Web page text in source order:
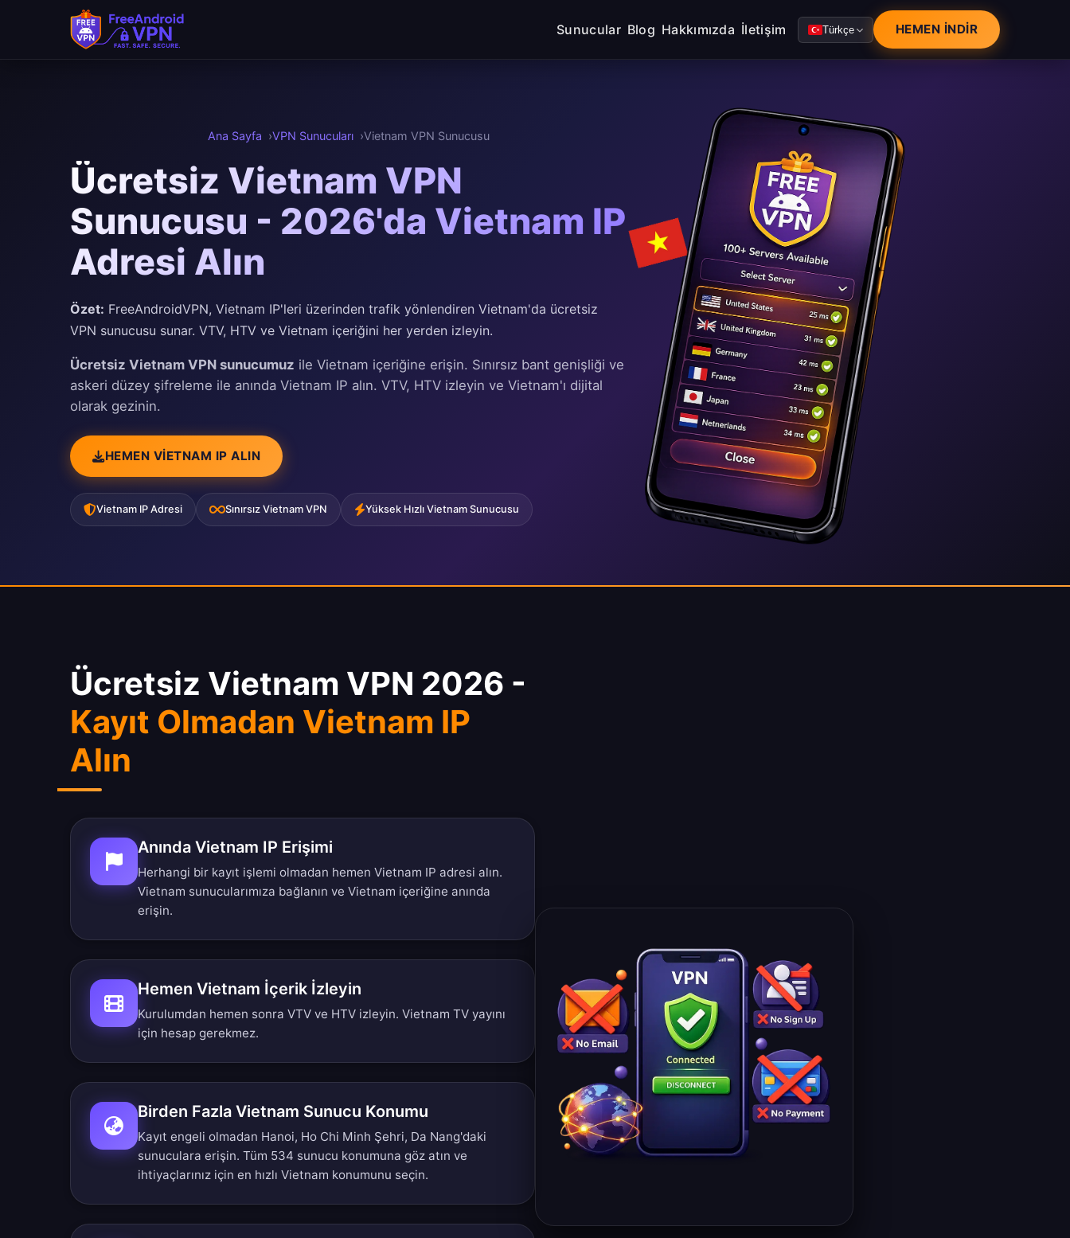
Ana içeriğe atla
Sunucular Blog Hakkımızda İletişim Türkçe HEMEN İNDIR
Ana Sayfa VPN Sunucuları Vietnam VPN Sunucusu
Ücretsiz Vietnam VPN
Sunucusu - 2026'da Vietnam IP
Adresi Alın
Özet: FreeAndroidVPN, Vietnam IP'leri üzerinden trafik yönlendiren Vietnam'da ücretsiz
VPN sunucusu sunar. VTV, HTV ve Vietnam içeriğini her yerden izleyin.
Ücretsiz Vietnam VPN sunucumuz ile Vietnam içeriğine erişin. Sınırsız bant genişliği ve
askeri düzey şifreleme ile anında Vietnam IP alın. VTV, HTV izleyin ve Vietnam'ı dijital
olarak gezinin.
HEMEN VIETNAM IP ALIN
Vietnam IP Adresi Sınırsız Vietnam VPN Yüksek Hızlı Vietnam Sunucusu
Ücretsiz Vietnam VPN 2026 -
Kayıt Olmadan Vietnam IP
Alın
Anında Vietnam IP Erişimi
Herhangi bir kayıt işlemi olmadan hemen Vietnam IP adresi alın.
Vietnam sunucularımıza bağlanın ve Vietnam içeriğine anında
erişin.
Hemen Vietnam İçerik İzleyin
Kurulumdan hemen sonra VTV ve HTV izleyin. Vietnam TV yayını
için hesap gerekmez.
Birden Fazla Vietnam Sunucu Konumu
Kayıt engeli olmadan Hanoi, Ho Chi Minh Şehri, Da Nang'daki
sunuculara erişin. Tüm 534 sunucu konumuna göz atın ve
ihtiyaçlarınız için en hızlı Vietnam konumunu seçin.